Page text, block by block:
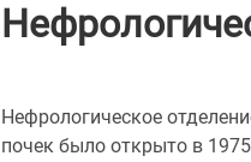
Нефрологическое
почек было открыто в